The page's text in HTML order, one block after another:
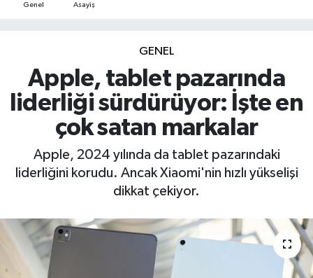
Genel Asayiş
GENEL
Apple, tablet pazarında
liderliği sürdürüyor: İşte en
çok satan markalar
Apple, 2024 yılında da tablet pazarındaki
liderliğini korudu. Ancak Xiaomi'nin hızlı yükselişi
dikkat çekiyor.